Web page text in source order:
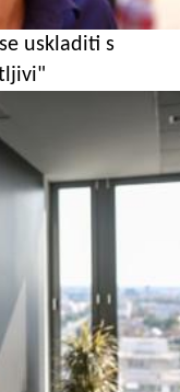
uskladiti s